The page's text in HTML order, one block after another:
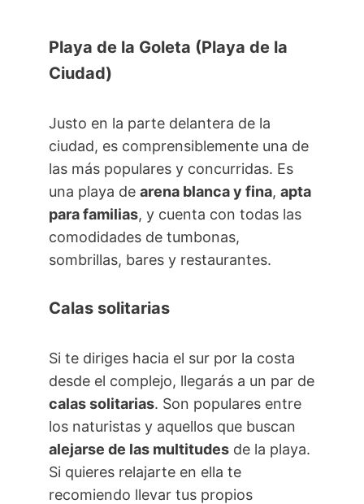
Playa de la Goleta (Playa de la
Ciudad)
Justo en la parte delantera de la
ciudad, es comprensiblemente una de
las más populares y concurridas. Es
una playa de arena blanca y fina, apta
para familias, y cuenta con todas las
comodidades de tumbonas,
sombrillas, bares y restaurantes.
Calas solitarias
Si te diriges hacia el sur por la costa
desde el complejo, llegarás a un par de
calas solitarias. Son populares entre
los naturistas y aquellos que buscan
alejarse de las multitudes de la playa.
Si quieres relajarte en ella te
recomiendo llevar tus propios